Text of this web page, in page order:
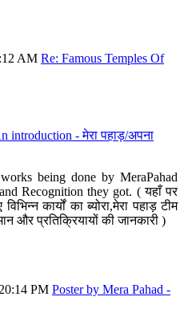
AM Re: Famous Temples Of
introduction - मेरा पहाड़/अपना
being done by MeraPahad
Recognition they got. ( यहाँ पर
कार्यों का ब्योरा,मेरा पहाड़ टीम
और प्रतिक्रियायों की जानकारी )
PM Poster by Mera Pahad -